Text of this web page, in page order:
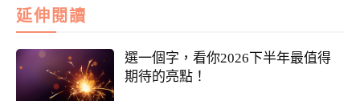
延伸閱讀
選一個字，看你2026下半年最值得
期待的亮點！